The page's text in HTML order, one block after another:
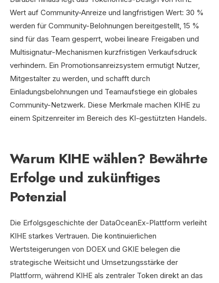
Wert auf Community-Anreize und langfristigen Wert: 30 %
werden für Community-Belohnungen bereitgestellt, 15 %
sind für das Team gesperrt, wobei lineare Freigaben und
Multisignatur-Mechanismen kurzfristigen Verkaufsdruck
verhindern. Ein Promotionsanreizsystem ermutigt Nutzer,
Mitgestalter zu werden, und schafft durch
Einladungsbelohnungen und Teamaufstiege ein globales
Community-Netzwerk. Diese Merkmale machen KIHE zu
einem Spitzenreiter im Bereich des KI-gestützten Handels.
Warum KIHE wählen? Bewährte
Erfolge und zukünftiges
Potenzial
Die Erfolgsgeschichte der DataOceanEx-Plattform verleiht
KIHE starkes Vertrauen. Die kontinuierlichen
Wertsteigerungen von DOEX und GKIE belegen die
strategische Weitsicht und Umsetzungsstärke der
Plattform, während KIHE als zentraler Token direkt an das